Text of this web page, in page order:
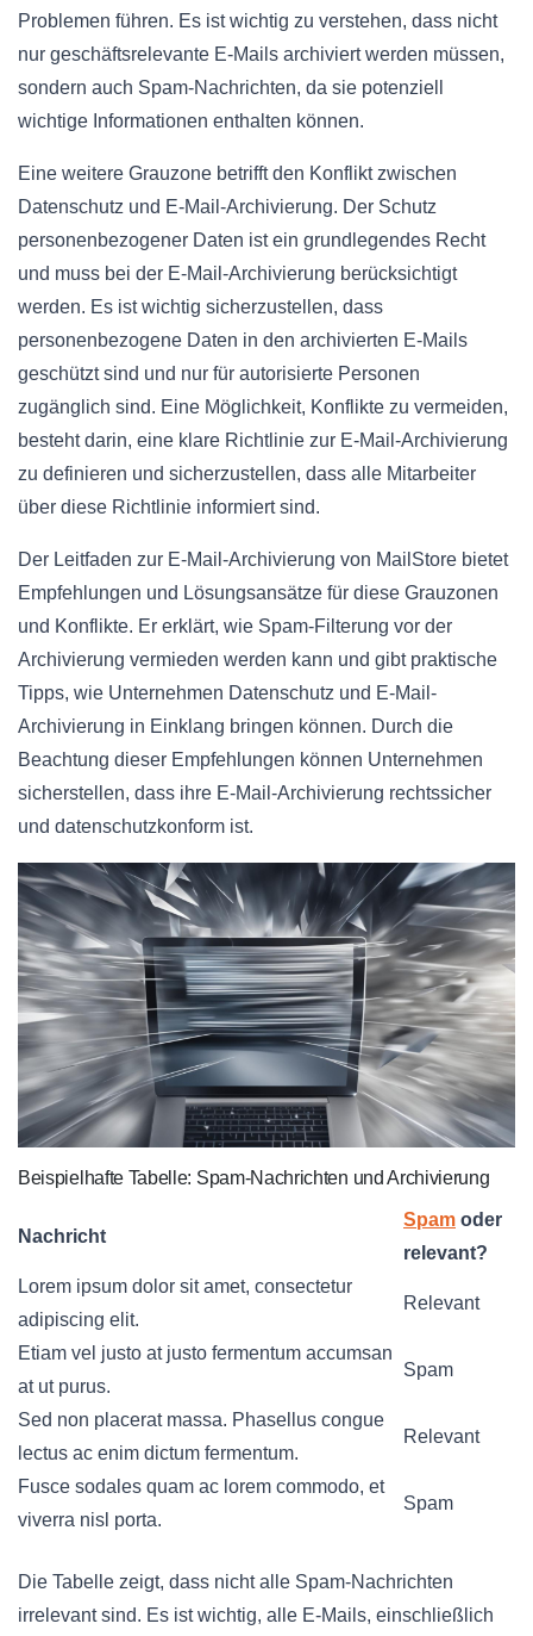
Problemen führen. Es ist wichtig zu verstehen, dass nicht
nur geschäftsrelevante E-Mails archiviert werden müssen,
sondern auch Spam-Nachrichten, da sie potenziell
wichtige Informationen enthalten können.
Eine weitere Grauzone betrifft den Konflikt zwischen
Datenschutz und E-Mail-Archivierung. Der Schutz
personenbezogener Daten ist ein grundlegendes Recht
und muss bei der E-Mail-Archivierung berücksichtigt
werden. Es ist wichtig sicherzustellen, dass
personenbezogene Daten in den archivierten E-Mails
geschützt sind und nur für autorisierte Personen
zugänglich sind. Eine Möglichkeit, Konflikte zu vermeiden,
besteht darin, eine klare Richtlinie zur E-Mail-Archivierung
zu definieren und sicherzustellen, dass alle Mitarbeiter
über diese Richtlinie informiert sind.
Der Leitfaden zur E-Mail-Archivierung von MailStore bietet
Empfehlungen und Lösungsansätze für diese Grauzonen
und Konflikte. Er erklärt, wie Spam-Filterung vor der
Archivierung vermieden werden kann und gibt praktische
Tipps, wie Unternehmen Datenschutz und E-Mail-
Archivierung in Einklang bringen können. Durch die
Beachtung dieser Empfehlungen können Unternehmen
sicherstellen, dass ihre E-Mail-Archivierung rechtssicher
und datenschutzkonform ist.
Beispielhafte Tabelle: Spam-Nachrichten und Archivierung
Nachricht
Spam oder
relevant?
Lorem ipsum dolor sit amet, consectetur
adipiscing elit.
Relevant
Etiam vel justo at justo fermentum accumsan
at ut purus.
Spam
Sed non placerat massa. Phasellus congue
lectus ac enim dictum fermentum.
Relevant
Fusce sodales quam ac lorem commodo, et
viverra nisl porta.
Spam
Die Tabelle zeigt, dass nicht alle Spam-Nachrichten
irrelevant sind. Es ist wichtig, alle E-Mails, einschließlich